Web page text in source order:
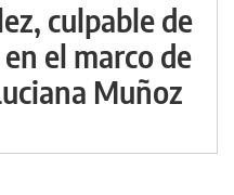
culpable de
el marco de
Muñoz